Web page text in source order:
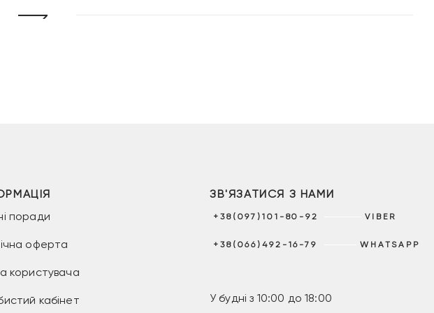
поради
оферта
користувача
кабінет
ЗВ'ЯЗАТИСЯ З НАМИ
+38(097)101-80-92 VIBER
+38(066)492-16-79 WHATSAPP
У будні з 10:00 до 18:00